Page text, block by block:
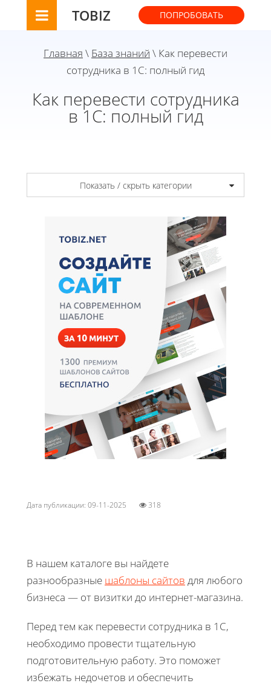
TOBIZ ПОПРОБОВАТЬ
Главная \ База знаний \ Как перевести
сотрудника в 1С: полный гид
Как перевести сотрудника
в 1С: полный гид
Показать / скрыть категории
Дата публикации: 09-11-2025 318
В нашем каталоге вы найдете
разнообразные шаблоны сайтов для любого
бизнеса — от визитки до интернет-магазина.
Перед тем как перевести сотрудника в 1С,
необходимо провести тщательную
подготовительную работу. Это поможет
избежать недочетов и обеспечить